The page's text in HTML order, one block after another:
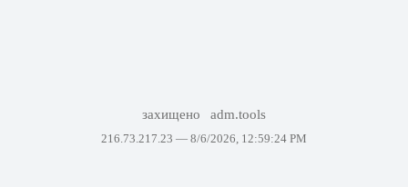
захищено adm.tools
216.73.217.23 — 8/6/2026, 12:59:24 PM